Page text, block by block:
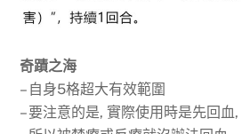
奇蹟之海
– 自身5格超大有效範圍
– 要注意的是, 實際使用時是先回血